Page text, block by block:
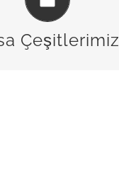
Çeşitlerimiz